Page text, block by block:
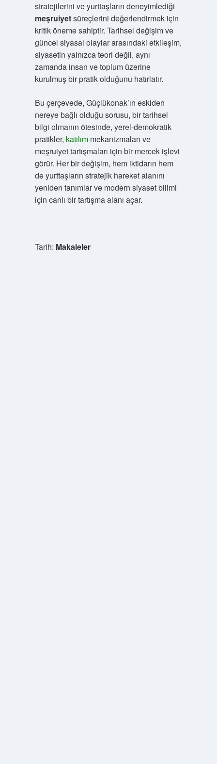
stratejilerini ve yurttaşların deneyimlediği
meşruiyetsüreçlerini değerlendirmek için
kritik öneme sahiptir. Tarihsel değişim ve
güncel siyasal olaylar arasındaki etkileşim,
siyasetin yalnızca teori değil, aynı
zamanda insan ve toplum üzerine
kurulmuş bir pratik olduğunu hatırlatır.
Bu çerçevede, Güçlükonak’ın eskiden
nereye bağlı olduğu sorusu, bir tarihsel
bilgi olmanın ötesinde, yerel-demokratik
pratikler, katılımmekanizmaları ve
meşruiyet tartışmaları için bir mercek işlevi
görür. Her bir değişim, hem iktidarın hem
de yurttaşların stratejik hareket alanını
yeniden tanımlar ve modern siyaset bilimi
için canlı bir tartışma alanı açar.
Tarih: Makaleler